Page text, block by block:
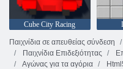
Cube City Racing
Παιχνίδια σε απευθείας σύνδεση
Παιχνίδια Επιδεξιότητας
Αγώνας για τα αγόρια